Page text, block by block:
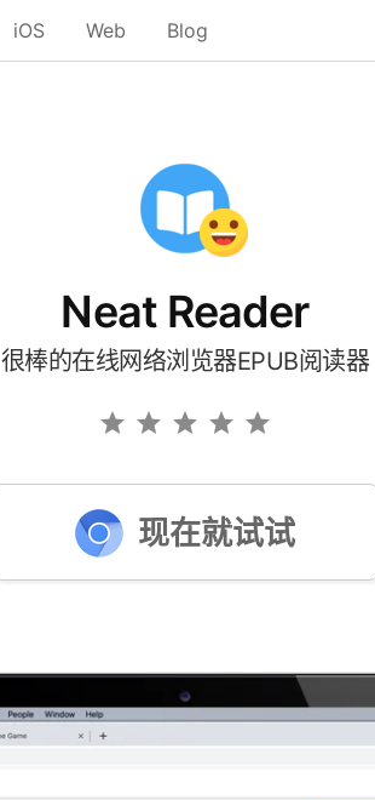
iOS Web Blog
Neat Reader
很棒的在线网络浏览器EPUB阅读器
现在就试试